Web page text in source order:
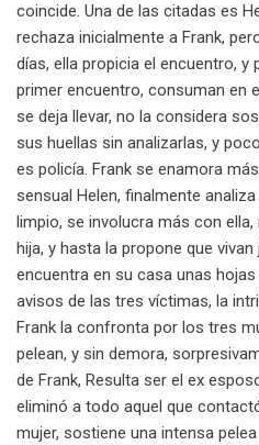
coincide. Una de las citadas es
rechaza inicialmente a Frank,
días, ella propicia el encuentro, y
primer encuentro, consuman en
se deja llevar, no la considera
sus huellas sin analizarlas, y
es policía. Frank se enamora
sensual Helen, finalmente
limpio, se involucra más con
hija, y hasta la propone que
encuentra en su casa unas
avisos de las tres víctimas, la
Frank la confronta por los tres
pelean, y sin demora,
de Frank, Resulta ser el ex
eliminó a todo aquel que
mujer, sostiene una intensa